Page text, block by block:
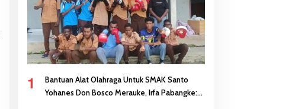
1
Bantuan Alat Olahraga Untuk SMAK Santo
Yohanes Don Bosco Merauke, Irfa Pabangke: